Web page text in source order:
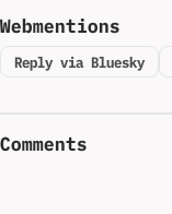
Webmentions
Reply via Bluesky
Comments